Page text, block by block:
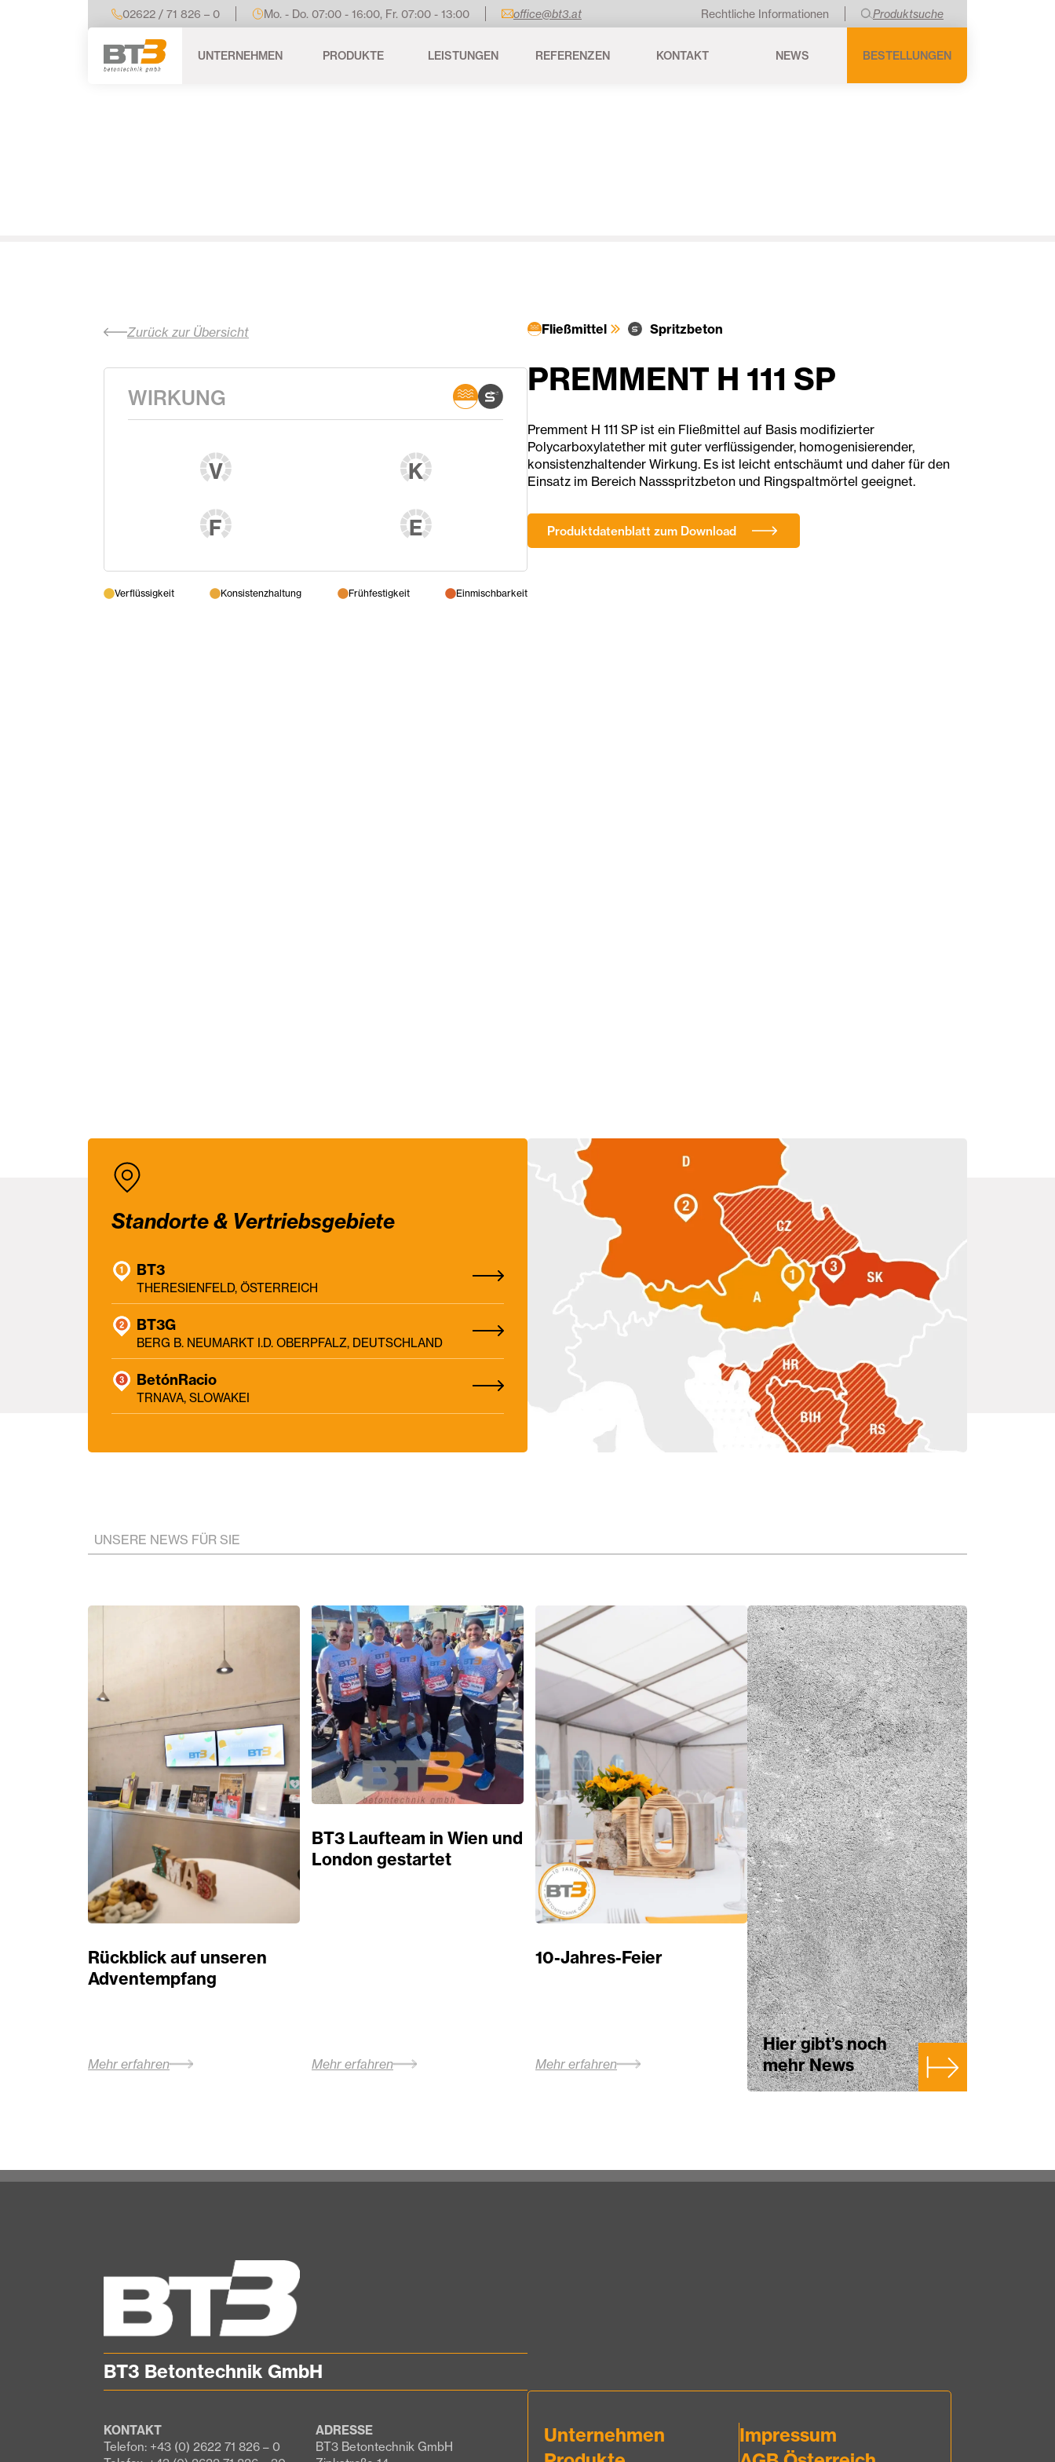
02622 / 71 826 – 0 Mo. - Do. 07:00 - 16:00, Fr. 07:00 - 13:00 office@bt3.at Rechtliche Informationen Produktsuche
UNTERNEHMEN PRODUKTE LEISTUNGEN REFERENZEN KONTAKT NEWS BESTELLUNGEN
Zurück zur Übersicht
WIRKUNG
V K
F E
Verflüssigkeit Konsistenzhaltung Frühfestigkeit Einmischbarkeit
Fließmittel Spritzbeton
PREMMENT H 111 SP
Premment H 111 SP ist ein Fließmittel auf Basis modifizierter
Polycarboxylatether mit guter verflüssigender, homogenisierender,
konsistenzhaltender Wirkung. Es ist leicht entschäumt und daher für den
Einsatz im Bereich Nassspritzbeton und Ringspaltmörtel geeignet.
Produktdatenblatt zum Download
Standorte & Vertriebsgebiete
BT3
THERESIENFELD, ÖSTERREICH
BT3G
BERG B. NEUMARKT I.D. OBERPFALZ, DEUTSCHLAND
BetónRacio
TRNAVA, SLOWAKEI
UNSERE NEWS FÜR SIE
Rückblick auf unseren
Adventempfang
Mehr erfahren
BT3 Laufteam in Wien und
London gestartet
Mehr erfahren
10-Jahres-Feier
Mehr erfahren
Hier gibt’s noch
mehr News
BT3 Betontechnik GmbH
KONTAKT
Telefon: +43 (0) 2622 71 826 – 0
ADRESSE
BT3 Betontechnik GmbH
Unternehmen
Impressum